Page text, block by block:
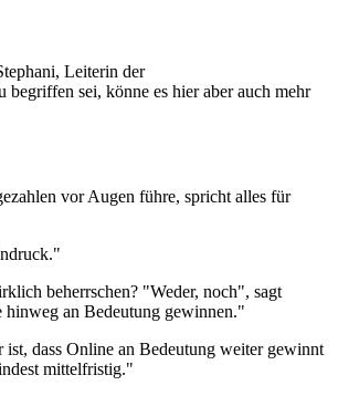
Leiterin der
sei, könne es hier aber auch mehr
vor Augen führe, spricht alles für
beherrschen? "Weder, noch", sagt
hinweg an Bedeutung gewinnen."
dass Online an Bedeutung weiter gewinnt
mittelfristig."